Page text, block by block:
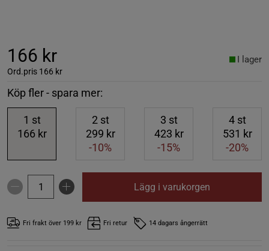
166 kr
Ord.pris 166 kr
I lager
Köp fler - spara mer:
1 st
166 kr
2 st
299 kr
-10%
3 st
423 kr
-15%
4st
531 kr
-20%
Lägg i varukorgen
Fri frakt över 199 kr Fri retur 14 dagars ångerrätt